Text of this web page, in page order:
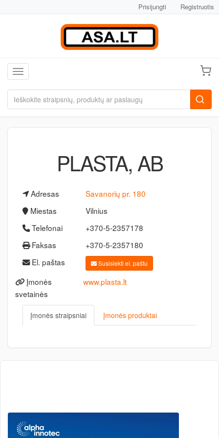
Prisijungti Registruotis
Toggle navigation
PLASTA, AB
Adresas
Savanorių pr. 180
Miestas
Vilnius
Telefonai
+370-5-2357178
Faksas
+370-5-2357180
El. paštas
Susisiekti el. paštu
Įmonės
svetainės
www.plasta.lt
Įmonės straipsniai Įmonės produktai